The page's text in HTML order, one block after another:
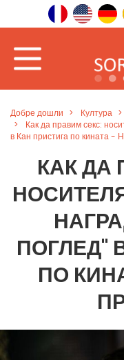
Добре дошли Култура
Как да правим секс:
в Кан пристига по кината -
КАК ДА
ПОГЛЕД"
ПО